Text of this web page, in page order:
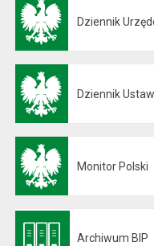
Dziennik
Dziennik Ustaw
Monitor Polski
Archiwum BIP